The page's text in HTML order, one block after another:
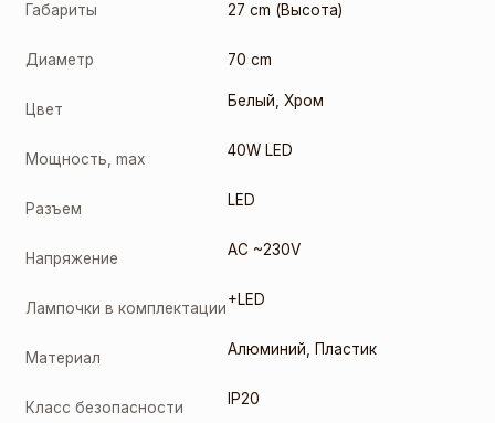
Габариты 27 cm (Высота)
Диаметр 70 cm
Цвет Белый ,Хром
Мощность, max 40W LED
Разъем LED
Напряжение AC ~230V
Лампочки в комплектации+LED
Материал Алюминий Пластик
Класс безопасности IP20